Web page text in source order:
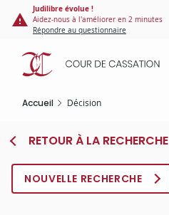
Panneau de gestion des cookies
contenu
principal
Judilibre évolue !
Aidez-nous à l'améliorer en 2 minutes
Répondre au questionnaire
Accueil Décision
RETOUR À LA RECHERCHE
NOUVELLE RECHERCHE